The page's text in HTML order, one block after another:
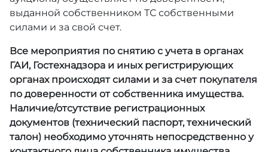
выданной собственником ТС собственными
силами и за свой счет.
Все мероприятия по снятию с учета в органах
ГАИ, Гостехнадзора и иных регистрирующих
органах происходят силами и за счет покупателя
по доверенности от собственника имущества.
Наличие/отсутствие регистрационных
документов (технический паспорт, технический
талон) необходимо уточнять непосредственно у